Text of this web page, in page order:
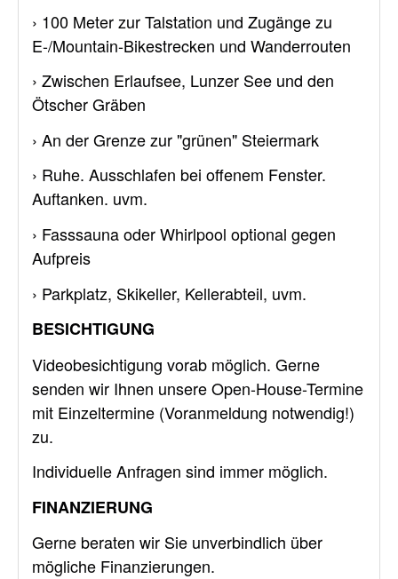
› 100 Meter zur Talstation und Zugänge zu
E-/Mountain-Bikestrecken und Wanderrouten
› Zwischen Erlaufsee, Lunzer See und den
Ötscher Gräben
› An der Grenze zur "grünen" Steiermark
› Ruhe. Ausschlafen bei offenem Fenster.
Auftanken. uvm.
› Fasssauna oder Whirlpool optional gegen
Aufpreis
› Parkplatz, Skikeller, Kellerabteil, uvm.
BESICHTIGUNG
Videobesichtigung vorab möglich. Gerne
senden wir Ihnen unsere Open-House-Termine
mit Einzeltermine (Voranmeldung notwendig!)
zu.
Individuelle Anfragen sind immer möglich.
FINANZIERUNG
Gerne beraten wir Sie unverbindlich über
mögliche Finanzierungen.